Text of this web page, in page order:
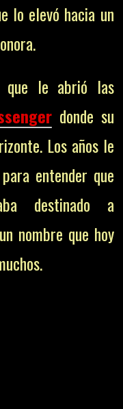
lo elevó hacia un
le abrió las
donde su
Los años le
entender que
destinado a
nombre que hoy